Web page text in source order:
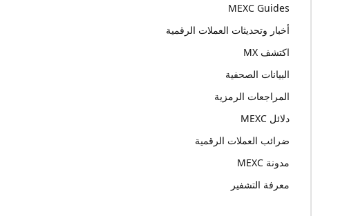
MEXC Guides
أخبار وتحديثات العملات الرقمية
اكتشف MX
البيانات الصحفية
المراجعات الرمزية
دلائل MEXC
ضرائب العملات الرقمية
مدونة MEXC
معرفة التشفير